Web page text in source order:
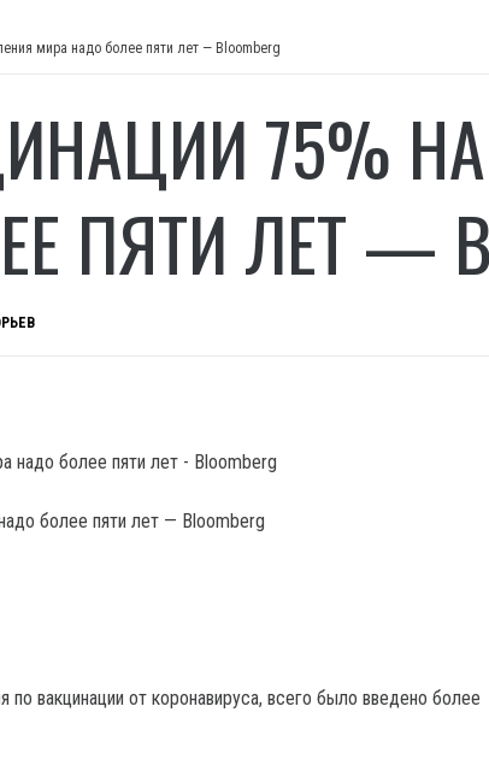
мира надо более пяти лет — Bloomberg
75%
ПЯТИ ЛЕТ —
более пяти лет — Bloomberg
по вакцинации от коронавируса, всего было введено более